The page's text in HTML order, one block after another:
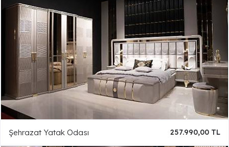
Şehrazat Yatak Odası 257.990,00 TL